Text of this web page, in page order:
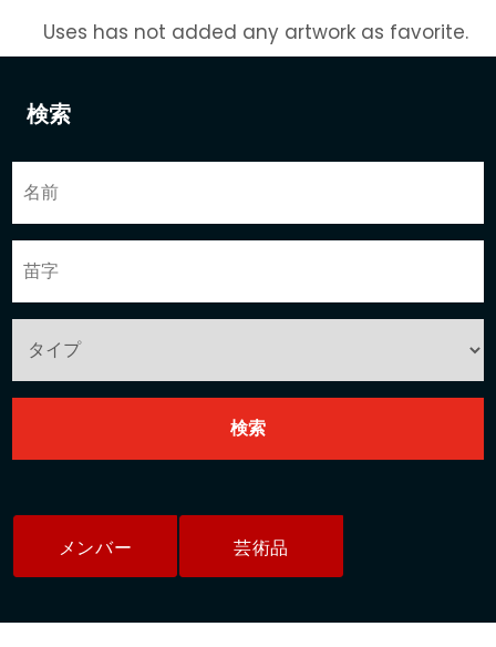
検索
メンバー 芸術品
Uses has not added any artwork as favorite.